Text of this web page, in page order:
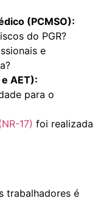
(PCMSO):
do PGR?
e
AET):
para o
17) foi realizada
trabalhadores é